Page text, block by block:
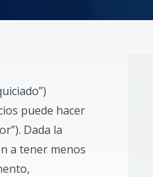
puede hacer
Dada la
a tener menos